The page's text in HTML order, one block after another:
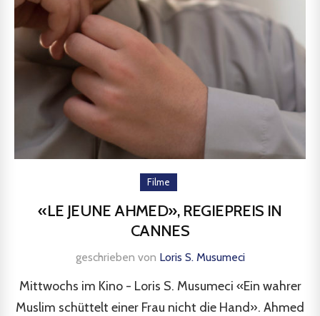
Filme
«LE JEUNE AHMED», REGIEPREIS IN
CANNES
geschrieben von Loris S. Musumeci
Mittwochs im Kino - Loris S. Musumeci «Ein wahrer
Muslim schüttelt einer Frau nicht die Hand». Ahmed